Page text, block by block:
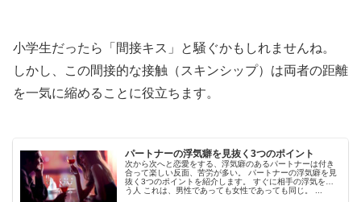
小学生だったら「間接キス」と騒ぐかもしれませんね。
しかし、この間接的な接触（スキンシップ）は両者の距離
を一気に縮めることに役立ちます。
パートナーの浮気癖を見抜く3つのポイント
次から次へと恋愛をする、浮気癖のあるパートナーは付き
合って楽しい反面、苦労が多い。 パートナーの浮気癖を見
抜く3つのポイントを紹介します。 すぐに相手の浮気を疑
う人 これは、男性であっても女性であっても同じ。 ...